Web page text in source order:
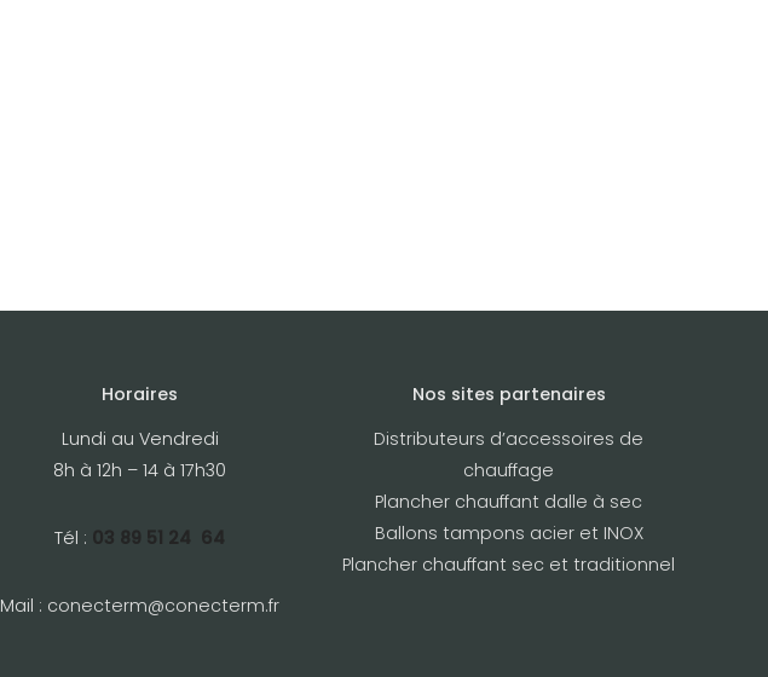
Horaires
Lundi au Vendredi
8h à 12h – 14 à 17h30
Tél : 03 89 51 24 64
Mail : conecterm@conecterm.fr
Nos sites partenaires
Distributeurs d’accessoires de
chauffage
Plancher chauffant dalle à sec
Ballons tampons acier et INOX
Plancher chauffant sec et traditionnel